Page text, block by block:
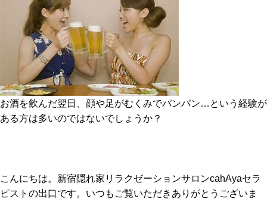
お酒を飲んだ翌日、顔や足がむくみでパンパン…という経験が
ある方は多いのではないでしょうか？
こんにちは。新宿隠れ家リラクゼーションサロンcahAyaセラ
ピストの出口です。いつもご覧いただきありがとうございま